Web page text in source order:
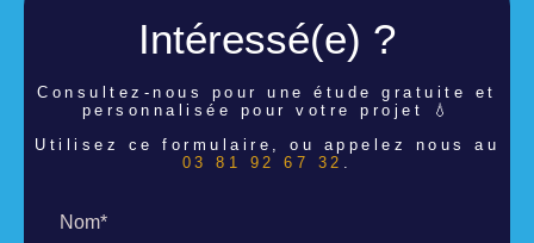
Intéressé(e) ?
Consultez-nous pour une étudegratuite et
personnalisée pour votre projet 💧
Utilisez ce formulaire, ou appelez nous au
03 81 92 67 32 .
Nom*